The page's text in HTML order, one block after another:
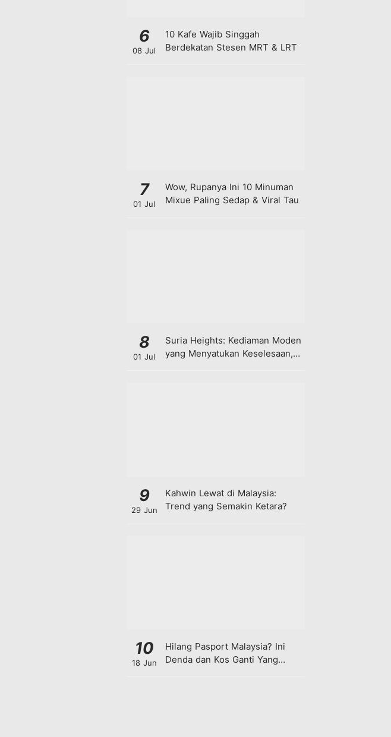
6
08 Jul
10 Kafe Wajib Singgah
Berdekatan Stesen MRT & LRT
7
01 Jul
Wow, Rupanya Ini 10 Minuman
Mixue Paling Sedap & Viral Tau
8
01 Jul
Suria Heights: Kediaman Moden
yang Menyatukan Keselesaan,
9
29 Jun
Kahwin Lewat di Malaysia:
Trend yang Semakin Ketara?
10
18 Jun
Hilang Pasport Malaysia? Ini
Denda dan Kos Ganti Yang